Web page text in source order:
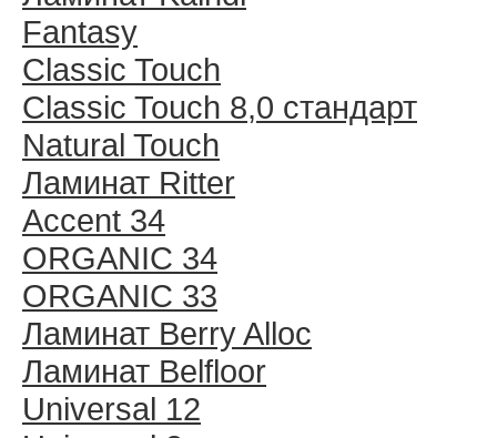
Fantasy
Classic Touch
Classic Touch 8,0 стандарт
Natural Touch
Ламинат Ritter
Accent 34
ORGANIC 34
ORGANIC 33
Ламинат Berry Alloc
Ламинат Belfloor
Universal 12